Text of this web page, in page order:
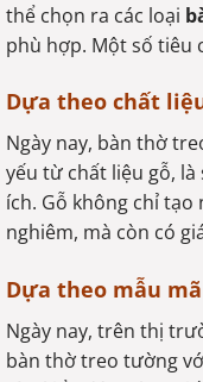
thể chọn ra các loại
phù hợp. Một số tiêu
Dựa theo chất
Ngày nay, bàn thờ
yếu từ chất liệu gỗ,
ích. Gỗ không chỉ
nghiêm, mà còn có
Dựa theo mẫu mã
Ngày nay, trên thị
bàn thờ treo tường